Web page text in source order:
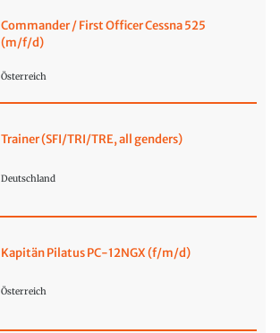
Commander / First Officer Cessna 525
(m/f/d)
Österreich
Trainer (SFI/TRI/TRE, all genders)
Deutschland
Kapitän Pilatus PC-12NGX (f/m/d)
Österreich